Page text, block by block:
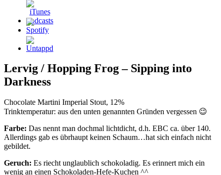
Lervig / Hopping Frog – Sipping into
Darkness
Chocolate Martini Imperial Stout, 12%
Trinktemperatur: aus den unten genannten Gründen vergessen 😉
Farbe: Das nennt man dochmal lichtdicht, d.h. EBC ca. über 140.
Allerdings gab es übrhaupt keinen Schaum…hat sich einfach nicht
gebildet.
Geruch: Es riecht unglaublich schokoladig. Es erinnert mich ein
wenig an einen Schokoladen-Hefe-Kuchen ^^